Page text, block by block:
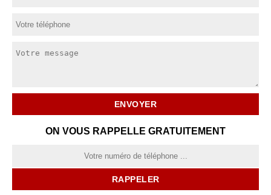
ON VOUS RAPPELLE GRATUITEMENT